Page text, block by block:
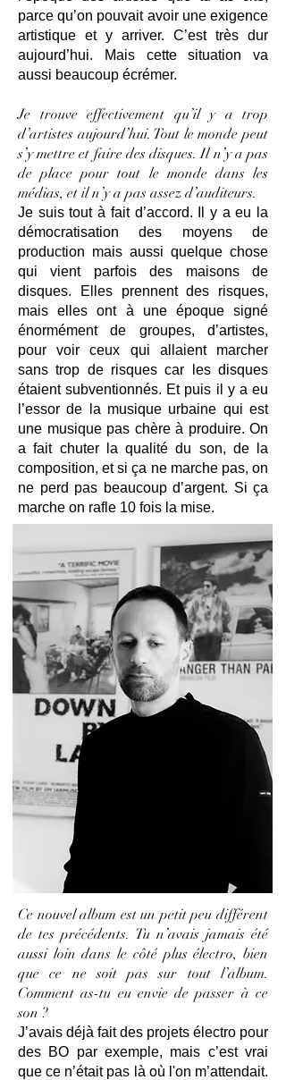
parce qu’on pouvait avoir une exigence
artistique et y arriver. C’est très dur
aujourd’hui. Mais cette situation va
aussi beaucoup écrémer.
Je trouve effectivement qu’il y a trop
d’artistes aujourd’hui. Tout le monde peut
s’y mettre et faire des disques. Il n’y a pas
de place pour tout le monde dans les
médias, et il n’y a pas assez d’auditeurs.
Je suis tout à fait d’accord. Il y a eu la
démocratisation des moyens de
production mais aussi quelque chose
qui vient parfois des maisons de
disques. Elles prennent des risques,
mais elles ont à une époque signé
énormément de groupes, d’artistes,
pour voir ceux qui allaient marcher
sans trop de risques car les disques
étaient subventionnés. Et puis il y a eu
l’essor de la musique urbaine qui est
une musique pas chère à produire. On
a fait chuter la qualité du son, de la
composition, et si ça ne marche pas, on
ne perd pas beaucoup d’argent. Si ça
marche on rafle 10 fois la mise.
Ce nouvel album est un petit peu différent
de tes précédents. Tu n’avais jamais été
aussi loin dans le côté plus électro, bien
que ce ne soit pas sur tout l’album.
Comment as-tu eu envie de passer à ce
son ?
J’avais déjà fait des projets électro pour
des BO par exemple, mais c’est vrai
que ce n’était pas là où l'on m’attendait.